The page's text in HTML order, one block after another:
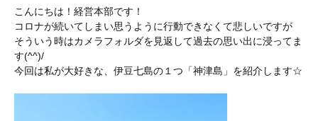
こんにちは！経営本部です！
コロナが続いてしまい思うように行動できなくて悲しいですが
そういう時はカメラフォルダを見返して過去の思い出に浸ってま
す(^^)/
今回は私が大好きな、伊豆七島の１つ「神津島」を紹介します☆